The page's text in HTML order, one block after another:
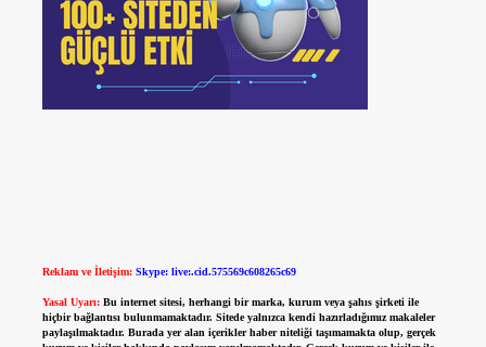
Reklam ve İletişim: Skype: live:.cid.575569c608265c69
Yasal Uyarı: Bu internet sitesi, herhangi bir marka, kurum veya şahıs şirketi ile
hiçbir bağlantısı bulunmamaktadır. Sitede yalnızca kendi hazırladığımız makaleler
paylaşılmaktadır. Burada yer alan içerikler haber niteliği taşımamakta olup, gerçek